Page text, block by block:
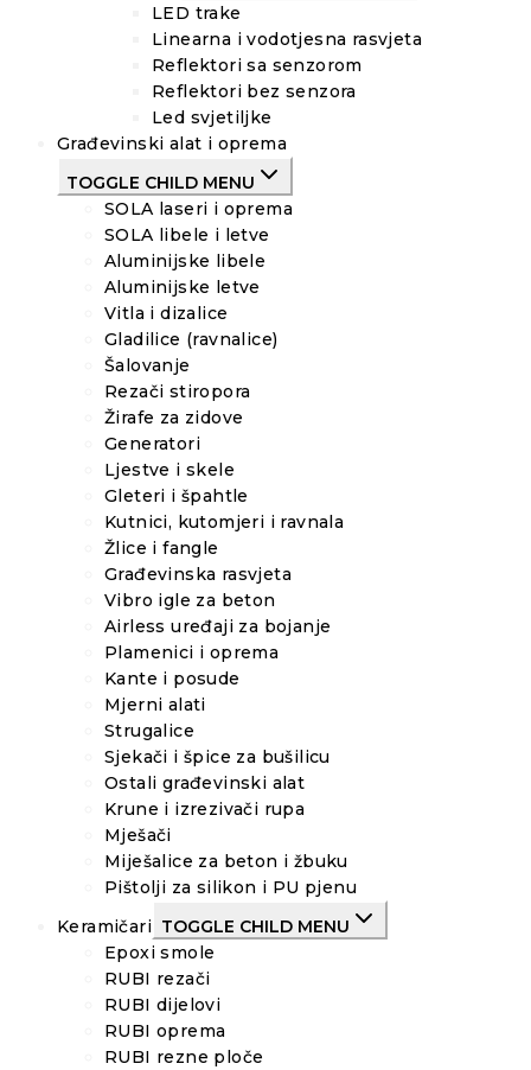
LED trake
Linearna i vodotjesna rasvjeta
Reflektori sa senzorom
Reflektori bez senzora
Led svjetiljke
Građevinski alat i oprema
TOGGLE CHILD MENU
SOLA laseri i oprema
SOLA libele i letve
Aluminijske libele
Aluminijske letve
Vitla i dizalice
Gladilice (ravnalice)
Šalovanje
Rezači stiropora
Žirafe za zidove
Generatori
Ljestve i skele
Gleteri i špahtle
Kutnici, kutomjeri i ravnala
Žlice i fangle
Građevinska rasvjeta
Vibro igle za beton
Airless uređaji za bojanje
Plamenici i oprema
Kante i posude
Mjerni alati
Strugalice
Sjekači i špice za bušilicu
Ostali građevinski alat
Krune i izrezivači rupa
Mješači
Miješalice za beton i žbuku
Pištolji za silikon i PU pjenu
Keramičari TOGGLE CHILD MENU
Epoxi smole
RUBI rezači
RUBI dijelovi
RUBI oprema
RUBI rezne ploče